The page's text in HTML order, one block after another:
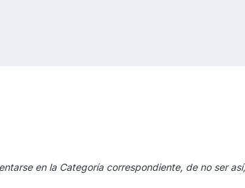
en la Categoría correspondiente, de no ser